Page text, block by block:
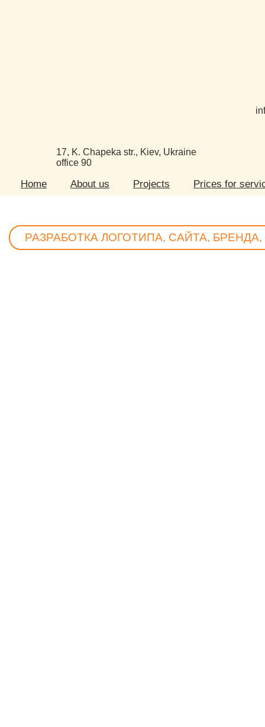
17, K. Chapeka str., Kiev, Ukraine
office 90
Home About us Projects Prices for
РАЗРАБОТКА ЛОГОТИПА, САЙТА,